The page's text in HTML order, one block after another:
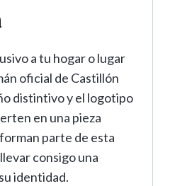
a tu hogar o lugar
oficial de Castillón
distintivo y el logotipo
en una pieza
parte de esta
consigo una
identidad.